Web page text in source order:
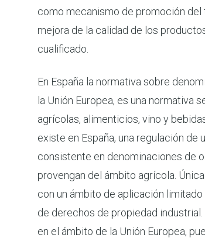
como mecanismo de promoción del
mejora de la calidad de los
cualificado.
En España la normativa sobre
la Unión Europea, es una normativa
agrícolas, alimenticios, vino y
existe en España, una regulación de
consistente en denominaciones de
provengan del ámbito agrícola.
con un ámbito de aplicación
de derechos de propiedad
en el ámbito de la Unión Europea,